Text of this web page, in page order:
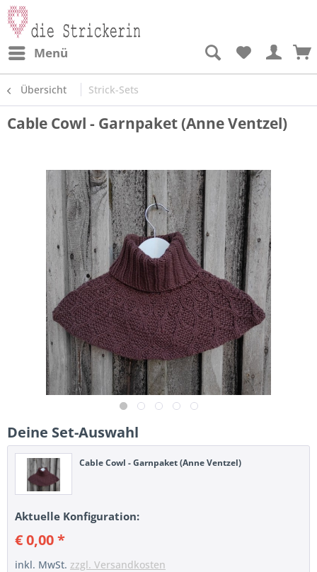
Menü
Übersicht Strick-Sets
Cable Cowl - Garnpaket (Anne Ventzel)
Deine Set-Auswahl
Cable Cowl - Garnpaket (Anne Ventzel)
Aktuelle Konfiguration:
€ 0,00 *
inkl. MwSt. zzgl. Versandkosten